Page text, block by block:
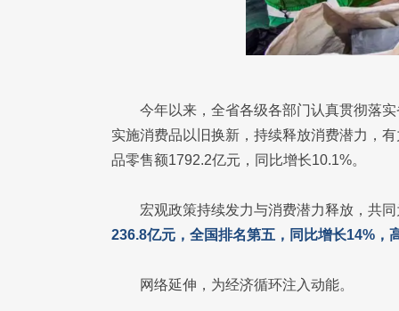
今年以来，全省各级各部门认真贯彻落
实施消费品以旧换新，持续释放消费潜力，
品零售额1792.2亿元，同比增长10.1%。
宏观政策持续发力与消费潜力释放，共
236.8亿元，全国排名第五，同比增长14%，
网络延伸，为经济循环注入动能。